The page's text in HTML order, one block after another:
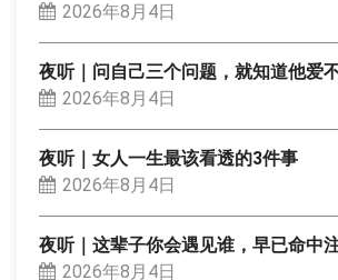
2026年8月4日
夜听｜问自己三个问题，就知道他爱
2026年8月4日
夜听｜女人一生最该看透的3件事
2026年8月4日
夜听｜这辈子你会遇见谁，早已命中
2026年8月4日